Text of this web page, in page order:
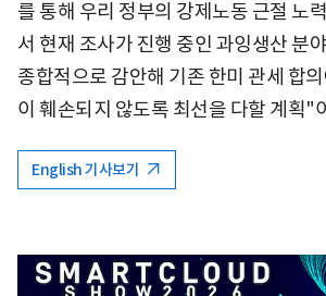
를 통해 우리 정부의 강제노동 근절 노
서 현재 조사가 진행 중인 과잉생산 분
종합적으로 감안해 기존 한미 관세 합
이 훼손되지 않도록 최선을 다할 계획"
English 기사보기